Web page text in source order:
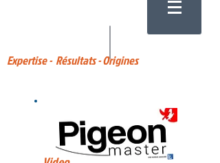
Expertise - Résultats - Origines